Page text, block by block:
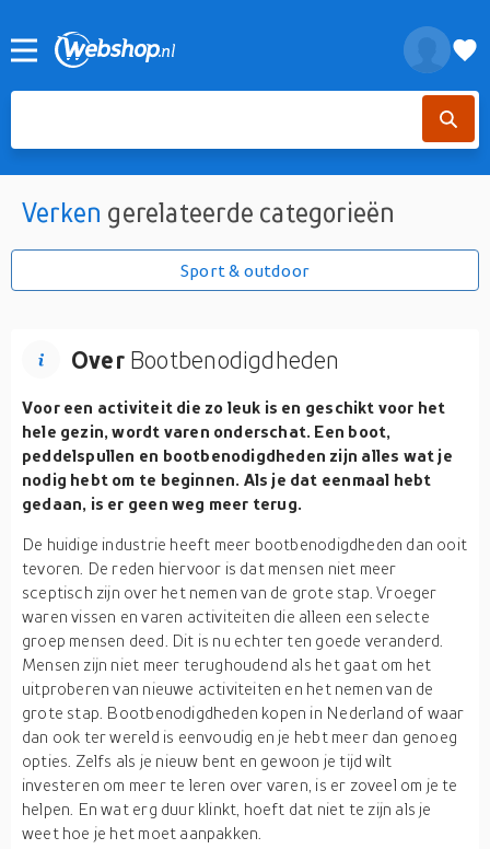
Verken gerelateerde categorieën
Sport & outdoor
OverBootbenodigdheden
Voor een activiteit die zo leuk is en geschikt voor het
hele gezin, wordt varen onderschat. Een boot,
peddelspullen en bootbenodigdheden zijn alles wat je
nodig hebt om te beginnen. Als je dat eenmaal hebt
gedaan, is er geen weg meer terug.
De huidige industrie heeft meer bootbenodigdheden dan ooit
tevoren. De reden hiervoor is dat mensen niet meer
sceptisch zijn over het nemen van de grote stap. Vroeger
waren vissen en varen activiteiten die alleen een selecte
groep mensen deed. Dit is nu echter ten goede veranderd.
Mensen zijn niet meer terughoudend als het gaat om het
uitproberen van nieuwe activiteiten en het nemen van de
grote stap. Bootbenodigdheden kopen in Nederland of waar
dan ook ter wereld is eenvoudig en je hebt meer dan genoeg
opties. Zelfs als je nieuw bent en gewoon je tijd wilt
investeren om meer te leren over varen, is er zoveel om je te
helpen. En wat erg duur klinkt, hoeft dat niet te zijn als je
weet hoe je het moet aanpakken.